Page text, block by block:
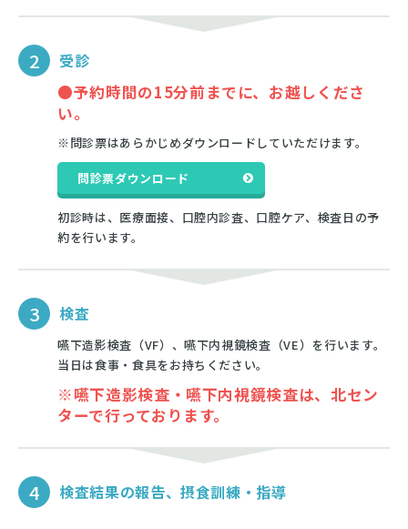
2
受診
●予約時間の15分前までに、お越しくださ
い。
※問診票はあらかじめダウンロードしていただけます。
問診票ダウンロード
初診時は、医療面接、口腔内診査、口腔ケア、検査日の予
約を行います。
3 検査
嚥下造影検査（VF）、嚥下内視鏡検査（VE）を行います。
当日は食事・食具をお持ちください。
※嚥下造影検査・嚥下内視鏡検査は、北セン
ターで行っております。
4 検査結果の報告、摂食訓練・指導